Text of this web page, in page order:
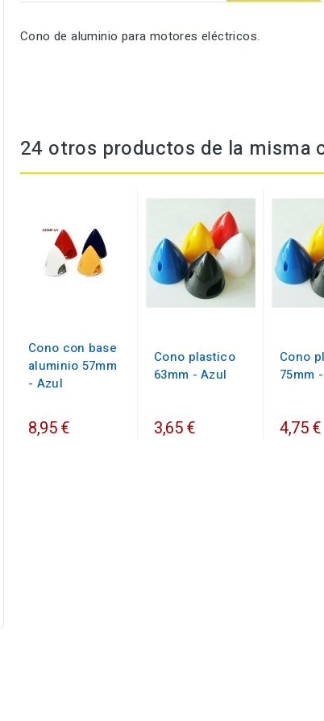
Cono de aluminio para motores eléctricos.
24 otros productos de la misma
Cono con base
aluminio 57mm
- Azul
8,95 €
Cono plastico
63mm - Azul
3,65 €
Cono
75mm
4,75 €